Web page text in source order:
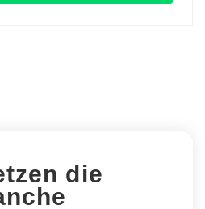
die